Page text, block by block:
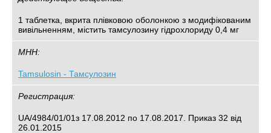
1 таблетка, вкрита плівковою оболонкою з модифікованим
вивільненням, містить тамсулозину гідрохлориду 0,4 мг
МНН:
Tamsulosin - Тамсулозин
Регистрация:
UA/4984/01/01з 17.08.2012 по 17.08.2017. Приказ 32 від
26.01.2015